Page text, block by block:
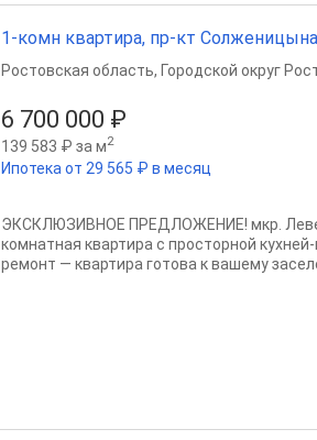
1-комн квартира, пр-кт
6 700 000 ₽
139 583 ₽ за м2
Ипотека от 29 565 ₽ в месяц
Ростовская область, Городской округ
ЭКСКЛЮЗИВНОЕ ПРЕДЛОЖЕНИЕ! мкр.
комнатная квартира с просторной
ремонт — квартира готова к вашему